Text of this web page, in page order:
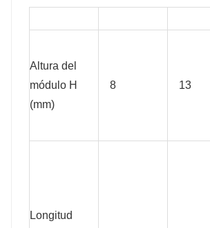
Altura del
módulo H
(mm)
8 13
Longitud